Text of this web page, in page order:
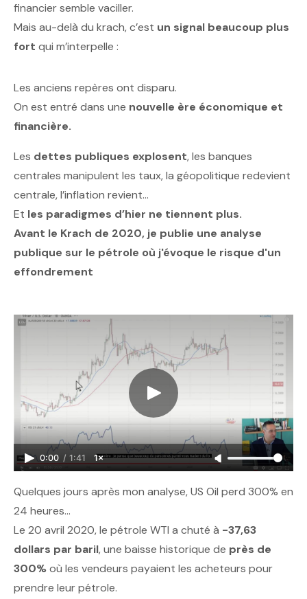
financier semble vaciller.
Mais au-delà du krach, c’est un signal beaucoup plus
fort qui m’interpelle :
Les anciens repères ont disparu.
On est entré dans une nouvelle ère économique et
financière.
Les dettes publiques explosent, les banques
centrales manipulent les taux, la géopolitique redevient
centrale, l’inflation revient…
Et les paradigmes d’hier ne tiennent plus.
Avant le Krach de 2020, je publie une analyse
publique sur le pétrole où j'évoque le risque d'un
effondrement
0:00 / 1:41 1×
Quelques jours après mon analyse, US Oil perd 300% en
24 heures…
Le 20 avril 2020, le pétrole WTI a chuté à -37,63
dollars par baril, une baisse historique de près de
300%où les vendeurs payaient les acheteurs pour
prendre leur pétrole.